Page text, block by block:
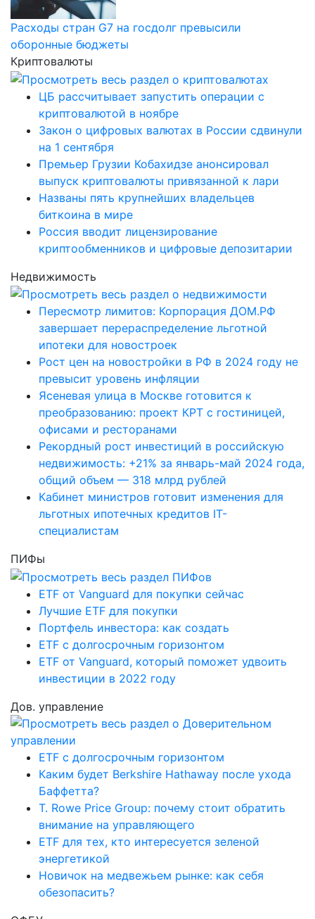
Расходы стран G7 на госдолг превысили
оборонные бюджеты
Криптовалюты
ЦБ рассчитывает запустить операции с
криптовалютой в ноябре
Закон о цифровых валютах в России сдвинули
на 1 сентября
Премьер Грузии Кобахидзе анонсировал
выпуск криптовалюты привязанной к лари
Названы пять крупнейших владельцев
биткоина в мире
Россия вводит лицензирование
криптообменников и цифровые депозитарии
Недвижимость
Пересмотр лимитов: Корпорация ДОМ.РФ
завершает перераспределение льготной
ипотеки для новостроек
Рост цен на новостройки в РФ в 2024 году не
превысит уровень инфляции
Ясеневая улица в Москве готовится к
преобразованию: проект КРТ с гостиницей,
офисами и ресторанами
Рекордный рост инвестиций в российскую
недвижимость: +21% за январь-май 2024 года,
общий объем — 318 млрд рублей
Кабинет министров готовит изменения для
льготных ипотечных кредитов IT-
специалистам
ПИФы
ETF от Vanguard для покупки сейчас
Лучшие ETF для покупки
Портфель инвестора: как создать
ETF с долгосрочным горизонтом
ETF от Vanguard, который поможет удвоить
инвестиции в 2022 году
Дов. управление
ETF с долгосрочным горизонтом
Каким будет Berkshire Hathaway после ухода
Баффетта?
T. Rowe Price Group: почему стоит обратить
внимание на управляющего
ETF для тех, кто интересуется зеленой
энергетикой
Новичок на медвежьем рынке: как себя
обезопасить?